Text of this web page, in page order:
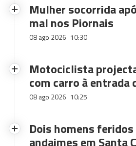
Mulher socorrida
mal nos Piornais
08 ago 2026 10:30
Motociclista
com carro à entrada
08 ago 2026 10:25
Dois homens
andaimes em Santa